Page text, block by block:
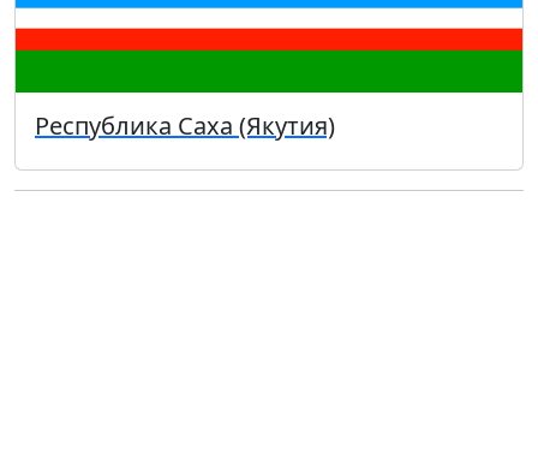
Республика Саха (Якутия)